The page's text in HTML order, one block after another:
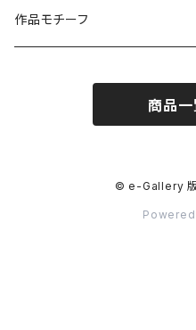
杉山 修 （木版画）
小沼隆一郎（リトグラフ）
Artshow Museum
作品モチーフ
風景画（福島）
商品一
© e-Gallery 版